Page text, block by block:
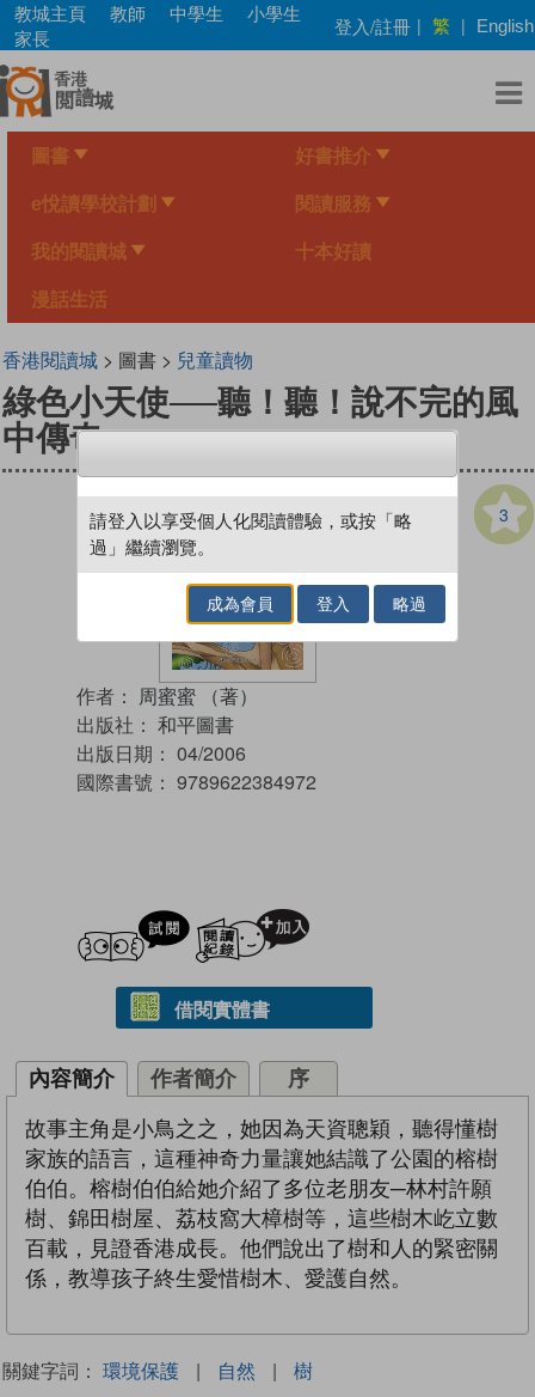
Skip
main
content
教城主頁 教師 中學生
小學生
家長
登入/註冊 | 繁 | English
圖書 好書推介
e悅讀學校計劃 閱讀服務
我的閱讀城 十本好讀
漫話生活
香港閱讀城> 圖書 > 兒童讀物
綠色小天使──聽！聽！說不完的風
中傳奇
3
作者： 周蜜蜜 （著）
出版社： 和平圖書
出版日期： 04/2006
國際書號： 9789622384972
試閲
借閱實體書
內容簡介 作者簡介 序
故事主角是小鳥之之，她因為天資聰穎，聽得懂樹
家族的語言，這種神奇力量讓她結識了公園的榕樹
伯伯。榕樹伯伯給她介紹了多位老朋友─林村許願
樹、錦田樹屋、荔枝窩大樟樹等，這些樹木屹立數
百載，見證香港成長。他們說出了樹和人的緊密關
係，教導孩子終生愛惜樹木、愛護自然。
關鍵字詞： 環境保護 | 自然 | 樹
請登入以享受個人化閱讀體驗，或按「略
過」繼續瀏覽。
成為會員 登入 略過